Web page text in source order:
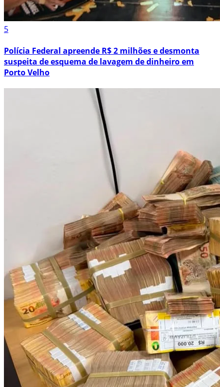
5
Polícia Federal apreende R$ 2 milhões e desmonta
suspeita de esquema de lavagem de dinheiro em
Porto Velho